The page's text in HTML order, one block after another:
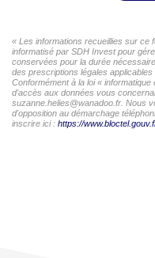
« Les informations recueillies sur ce
informatisé par SDH Invest pour
conservées pour la durée
des prescriptions légales
Conformément à la loi «
d'accès aux données vous
suzanne.helies@wanadoo.fr. Nous
d'opposition au démarchage
inscrire ici : https://